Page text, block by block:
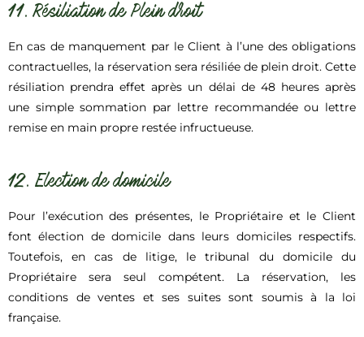
11. Résiliation de Plein droit
En cas de manquement par le Client à l’une des obligations
contractuelles, la réservation sera résiliée de plein droit. Cette
résiliation prendra effet après un délai de 48 heures après
une simple sommation par lettre recommandée ou lettre
remise en main propre restée infructueuse.
12. Election de domicile
Pour l’exécution des présentes, le Propriétaire et le Client
font élection de domicile dans leurs domiciles respectifs.
Toutefois, en cas de litige, le tribunal du domicile du
Propriétaire sera seul compétent. La réservation, les
conditions de ventes et ses suites sont soumis à la loi
française.